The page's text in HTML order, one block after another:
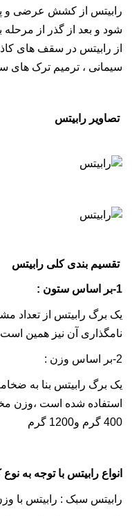
رابیتس از کشش عرضی و
شود و بعد از گذر از
از رابیتس در سقف های
سیمانی ، ترمیم ترک های
تصاویر رابیتس
تقسیم بندی کلی رابیتس
1-بر اساس ستون :
یک برگ رابیتس از
نامگذاری آن نیز همین است.مثل 13 ستون 11ستون
2-بر اساس وزن :
یک برگ رابیتس بنا به
400 گرم و1200 گرم
انواع رابیتس با توجه به نوع
رابیتس سبک : رابیتس با وزن 300تا 600 گرم مثال کاشی